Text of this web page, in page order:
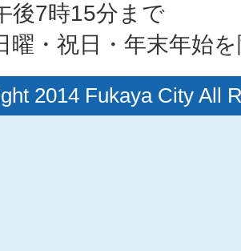
後7時15分まで
曜・祝日・年末年始
2014 Fukaya City All